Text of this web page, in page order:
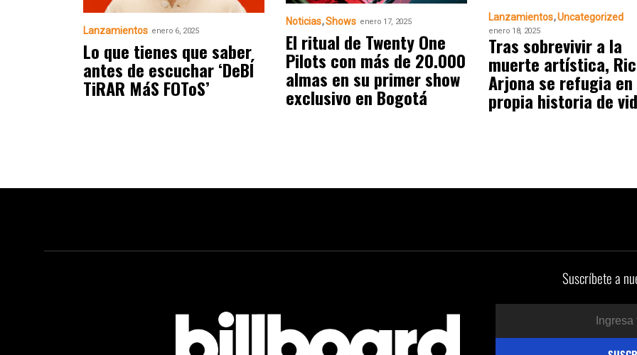
Lanzamientos enero 6, 2025
Lo que tienes que saber
antes de escuchar ‘DeBÍ
TiRAR MáS FOToS’
Noticias Shows enero 17, 2025
El ritual de Twenty One
Pilots con más de 20.000
almas en su primer show
exclusivo en Bogotá
Lanzamientos Uncategorized
enero 18, 2025
Tras sobrevivir a la
muerte artística,
Arjona se refugia en
propia historia de
Suscríbete a